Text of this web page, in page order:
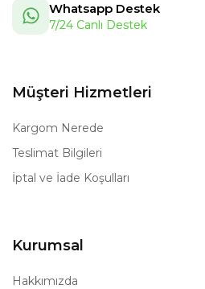
Whatsapp Destek
7/24 Canlı Destek
Müşteri Hizmetleri
Kargom Nerede
Teslimat Bilgileri
İptal ve İade Koşulları
Kurumsal
Hakkımızda